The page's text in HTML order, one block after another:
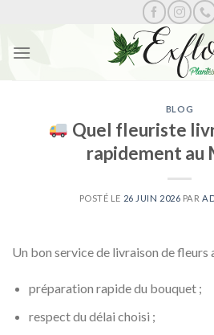
content
BLOG
Quel fleuriste
rapidement au
POSTÉ LE 26 JUIN 2026 PAR
Un bon service de livraison de
préparation rapide du bouquet ;
respect du délai choisi ;